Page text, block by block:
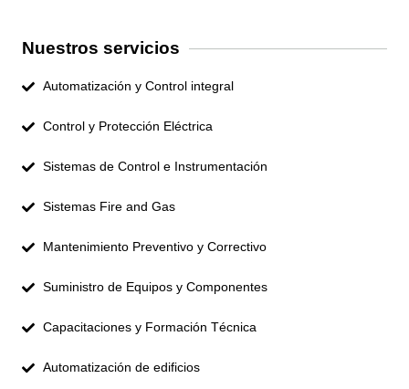
Nuestros servicios
Automatización y Control integral
Control y Protección Eléctrica
Sistemas de Control e Instrumentación
Sistemas Fire and Gas
Mantenimiento Preventivo y Correctivo
Suministro de Equipos y Componentes
Capacitaciones y Formación Técnica
Automatización de edificios